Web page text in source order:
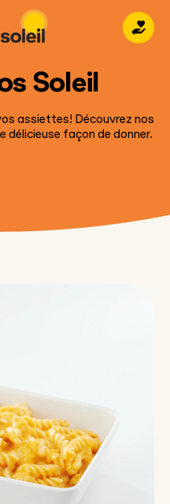
Soleil
assiettes! Découvrez nos
délicieuse façon de donner.